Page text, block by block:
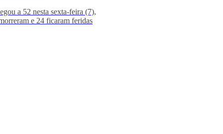
a 52 nesta sexta-feira (7),
e 24 ficaram feridas